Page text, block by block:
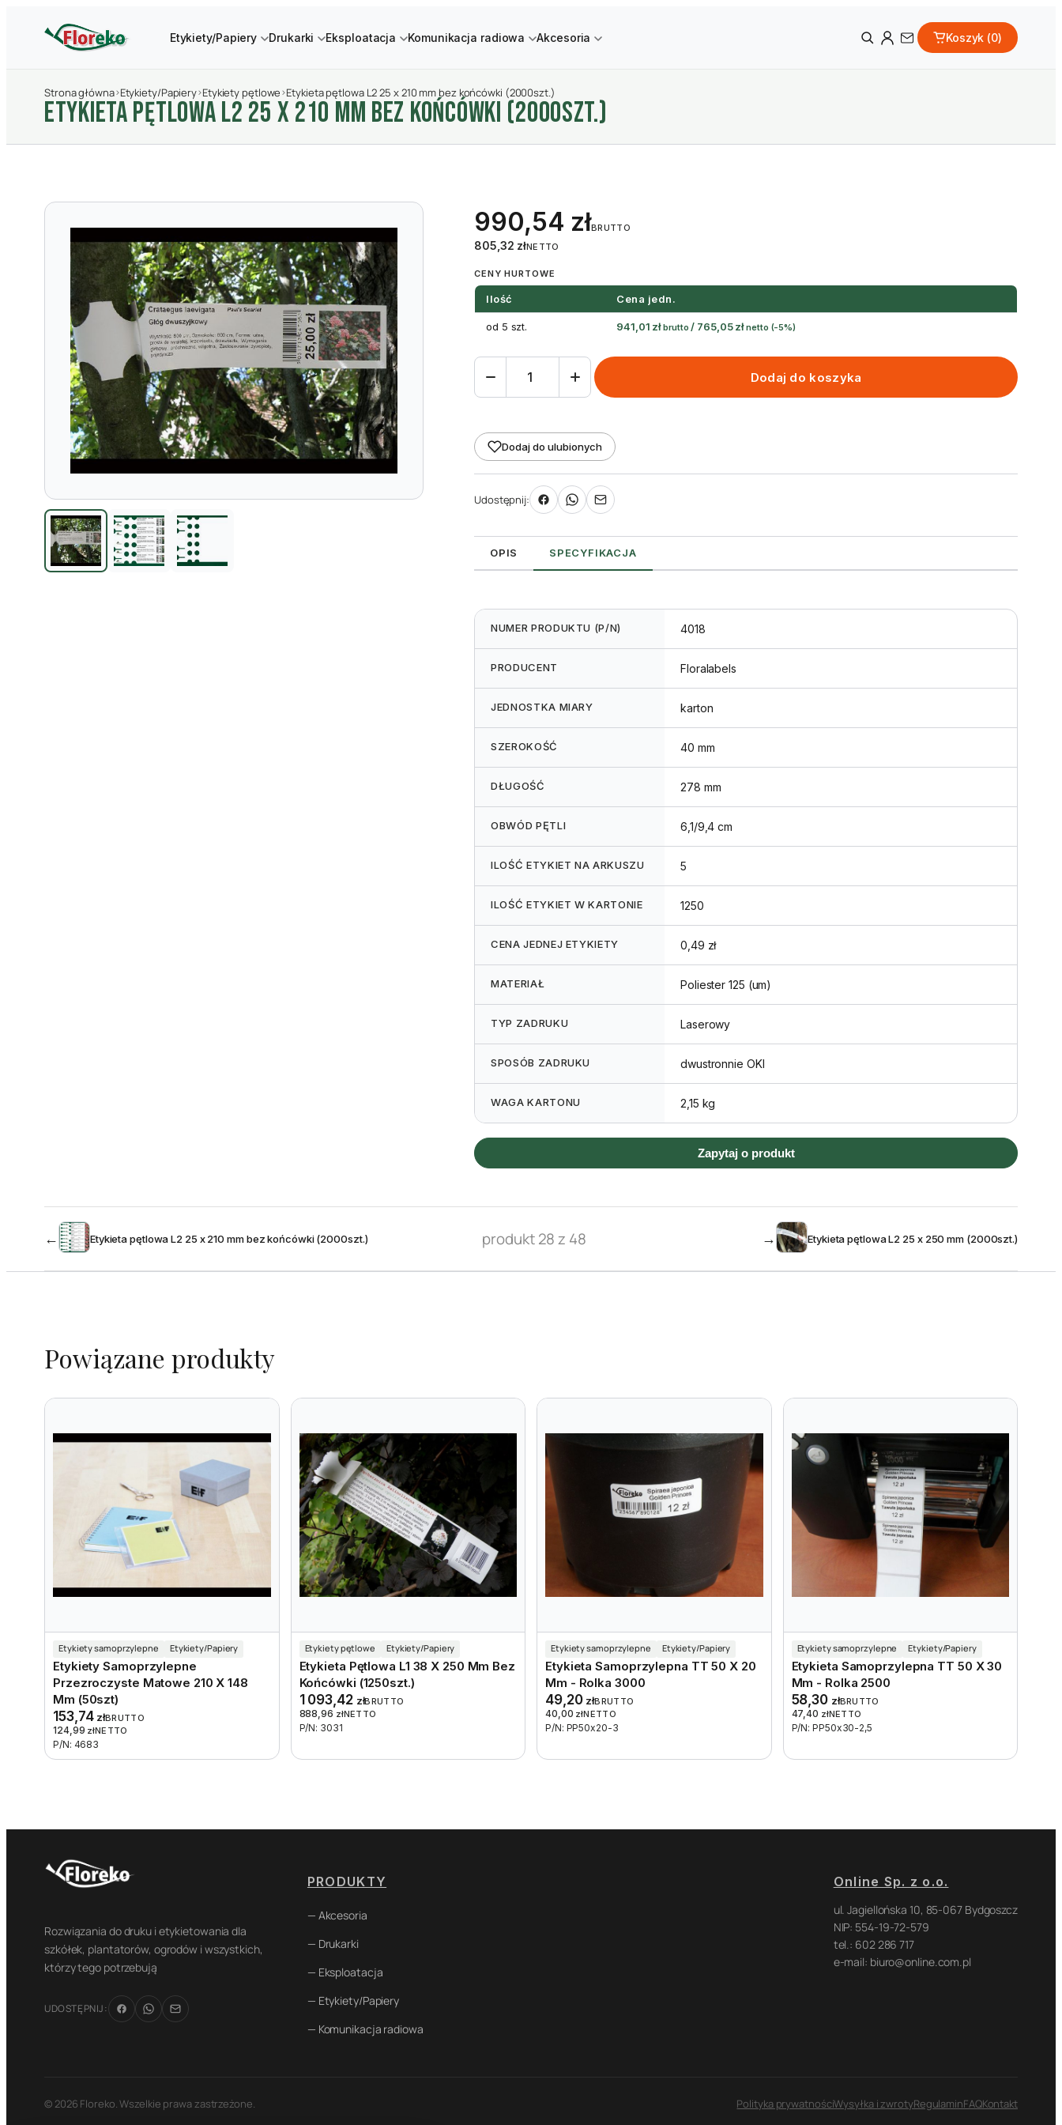
Etykiety/Papiery Drukarki Eksploatacja Komunikacja radiowa Akcesoria Koszyk (0)
Strona główna›Etykiety/Papiery›Etykiety pętlowe›Etykieta pętlowa L2 25 x 210 mm bez końcówki (2000szt.)
ETYKIETA PęTLOWA L2 25 X 210 MM BEZ KOńCóWKI (2000SZT.)
990,54 złBRUTTO
805,32 złNETTO
CENY HURTOWE
Ilość Cena jedn.
od 5 szt. 941,01 zł brutto / 765,05zł netto (-5%)
ilość
Etykieta
L2
25
210
mm
bez
(2000szt.)
Dodaj do koszyka
Dodaj do ulubionych
Udostępnij:
OPIS SPECYFIKACJA
NUMER PRODUKTU (P/N) 4018
PRODUCENT Floralabels
JEDNOSTKA MIARY karton
SZEROKOŚĆ 40 mm
DŁUGOŚĆ 278 mm
OBWÓD PĘTLI 6,1/9,4 cm
ILOŚĆ ETYKIET NA ARKUSZU 5
ILOŚĆ ETYKIET W KARTONIE 1250
CENA JEDNEJ ETYKIETY 0,49 zł
MATERIAŁ Poliester 125 (um)
TYP ZADRUKU Laserowy
SPOSÓB ZADRUKU dwustronnie OKI
WAGA KARTONU 2,15 kg
Zapytaj o produkt
← Etykieta pętlowa L2 25 x 210 mm bez końcówki (2000szt.) produkt 28 z 48 Etykieta pętlowa L2 25 x 250 mm (2000szt.)
→
Powiązane produkty
Etykiety samoprzylepne Etykiety/Papiery
Etykiety Samoprzylepne
Przezroczyste Matowe 210 X 148
Mm (50szt)
153,74 złBRUTTO
124,99 złNETTO
P/N: 4683
Etykiety pętlowe Etykiety/Papiery
Etykieta Pętlowa L1 38 X 250 Mm Bez
Końcówki (1250szt.)
1 093,42 złBRUTTO
888,96 złNETTO
P/N: 3031
Etykiety samoprzylepne Etykiety/Papiery
Etykieta Samoprzylepna TT 50 X 20
Mm - Rolka 3000
49,20 złBRUTTO
40,00 złNETTO
P/N: PP50x20-3
Etykiety samoprzylepne Etykiety/Papiery
Etykieta Samoprzylepna TT 50 X 30
Mm - Rolka 2500
58,30 złBRUTTO
47,40 złNETTO
P/N: PP50x30-2,5
Rozwiązania do druku i etykietowania dla
szkółek, plantatorów, ogrodów i wszystkich,
którzy tego potrzebują
UDOSTĘPNIJ:
PRODUKTY
— Akcesoria
— Drukarki
— Eksploatacja
— Etykiety/Papiery
— Komunikacja radiowa
Online Sp. z o.o.
ul. Jagiellońska 10, 85-067 Bydgoszcz
NIP: 554-19-72-579
tel.: 602 286 717
e-mail: biuro@online.com.pl
© 2026 Floreko. Wszelkie prawa zastrzeżone. Polityka prywatnościWysyłka i zwrotyRegulaminFAQKontakt